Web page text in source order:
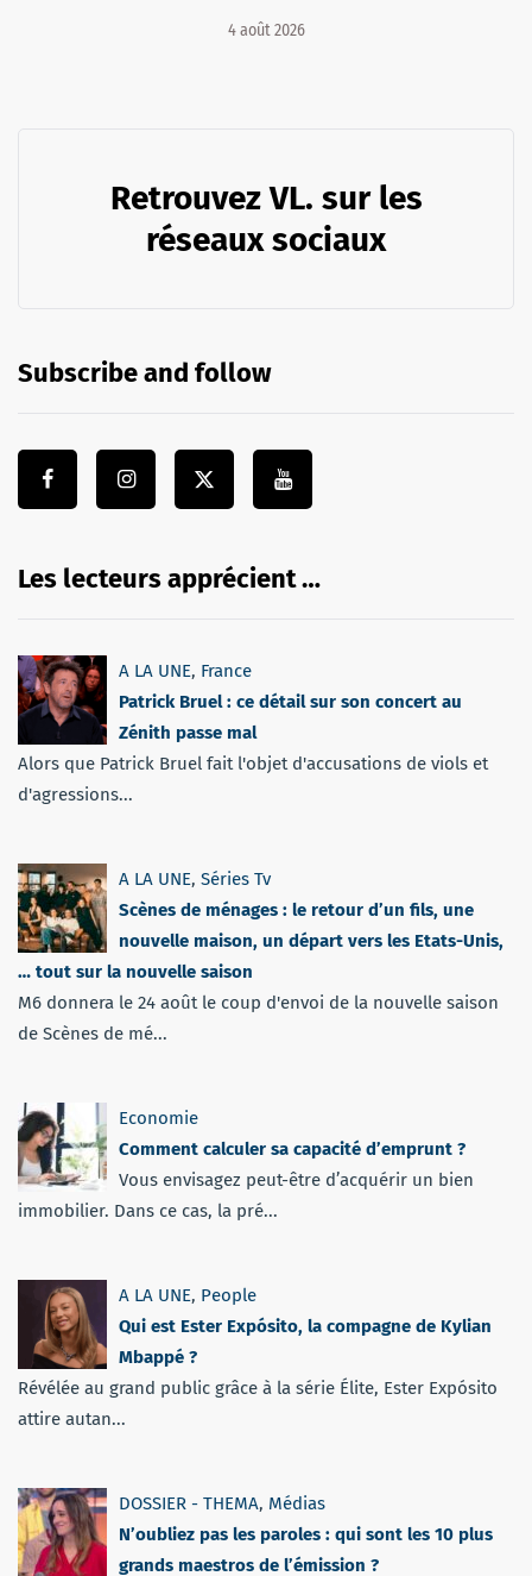
4 août 2026
Retrouvez VL. sur les
réseaux sociaux
Subscribe and follow
Les lecteurs apprécient …
A LA UNE, France
Patrick Bruel : ce détail sur son concert au
Zénith passe mal
Alors que Patrick Bruel fait l'objet d'accusations de viols et
d'agressions...
A LA UNE, Séries Tv
Scènes de ménages : le retour d’un fils, une
nouvelle maison, un départ vers les Etats-Unis,
… tout sur la nouvelle saison
M6 donnera le 24 août le coup d'envoi de la nouvelle saison
de Scènes de mé...
Economie
Comment calculer sa capacité d’emprunt ?
Vous envisagez peut-être d’acquérir un bien
immobilier. Dans ce cas, la pré...
A LA UNE, People
Qui est Ester Expósito, la compagne de Kylian
Mbappé ?
Révélée au grand public grâce à la série Élite, Ester Expósito
attire autan...
DOSSIER - THEMA, Médias
N’oubliez pas les paroles : qui sont les 10 plus
grands maestros de l’émission ?